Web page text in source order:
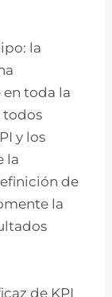
la
toda la
todos
y los
la
de
la
de KPI